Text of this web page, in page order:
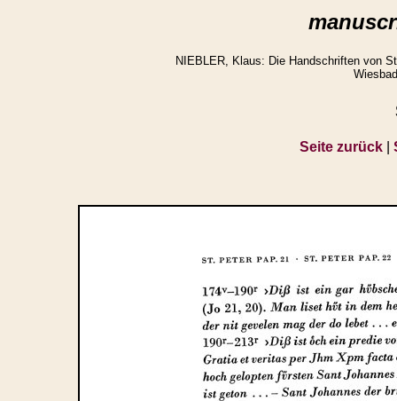
NIEBLER, Klaus: Die Handschriften von
Seite zurück|